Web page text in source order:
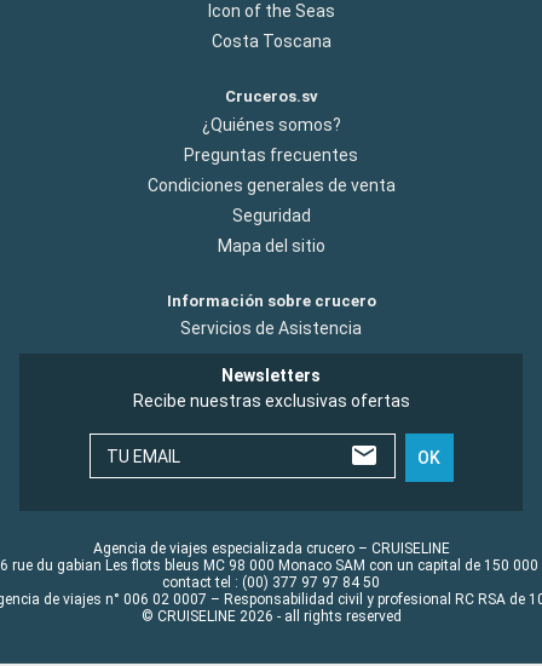
Icon of the Seas
Costa Toscana
Cruceros.sv
¿Quiénes somos?
Preguntas frecuentes
Condiciones generales de venta
Seguridad
Mapa del sitio
Información sobre crucero
Servicios de Asistencia
Newsletters
Recibe nuestras exclusivas ofertas
TU EMAIL OK
Agencia de viajes especializada crucero – CRUISELINE
rue du gabian Les flots bleus MC 98 000 Monaco SAM con un capital de 150 000
contact tel : (00) 377 97 97 84 50
de viajes n° 006 02 0007 – Responsabilidad civil y profesional RC RSA de
© CRUISELINE 2026 - all rights reserved